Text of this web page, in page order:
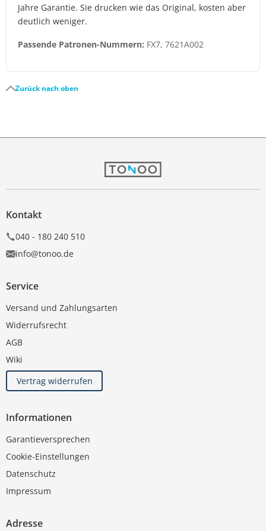
Jahre Garantie. Sie drucken wie das Original, kosten aber
deutlich weniger.
Passende Patronen-Nummern: FX7, 7621A002
Zurück nach oben
Kontakt
040 - 180 240 510
info@tonoo.de
Service
Versand und Zahlungsarten
Widerrufsrecht
AGB
Wiki
Vertrag widerrufen
Informationen
Garantieversprechen
Cookie-Einstellungen
Datenschutz
Impressum
Adresse